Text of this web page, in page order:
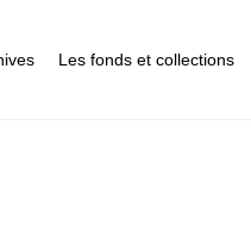
Les fonds et collections